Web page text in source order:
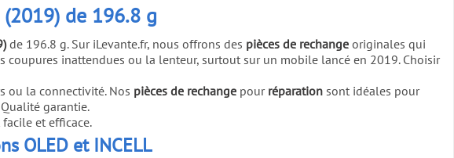
de 196.8 g
de 196.8 g. Sur iLevante.fr, nous offrons des pièces de rechange originales qui
coupures inattendues ou la lenteur, surtout sur un mobile lancé en 2019. Choisir
ou la connectivité. Nos pièces de rechange pour réparation sont idéales pour
garantie.
et efficace.
OLED et INCELL